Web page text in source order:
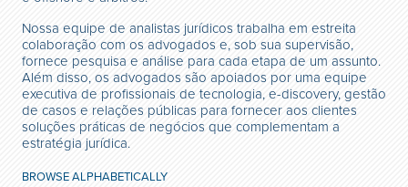
Nossa equipe de analistas jurídicos trabalha em estreita
colaboração com os advogados e, sob sua supervisão,
fornece pesquisa e análise para cada etapa de um assunto.
Além disso, os advogados são apoiados por uma equipe
executiva de profissionais de tecnologia, e-discovery, gestão
de casos e relações públicas para fornecer aos clientes
soluções práticas de negócios que complementam a
estratégia jurídica.
BROWSE ALPHABETICALLY